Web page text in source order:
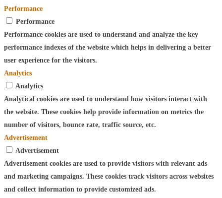
Performance
Performance
Performance cookies are used to understand and analyze the key
performance indexes of the website which helps in delivering a better
user experience for the visitors.
Analytics
Analytics
Analytical cookies are used to understand how visitors interact with
the website. These cookies help provide information on metrics the
number of visitors, bounce rate, traffic source, etc.
Advertisement
Advertisement
Advertisement cookies are used to provide visitors with relevant ads
and marketing campaigns. These cookies track visitors across websites
and collect information to provide customized ads.